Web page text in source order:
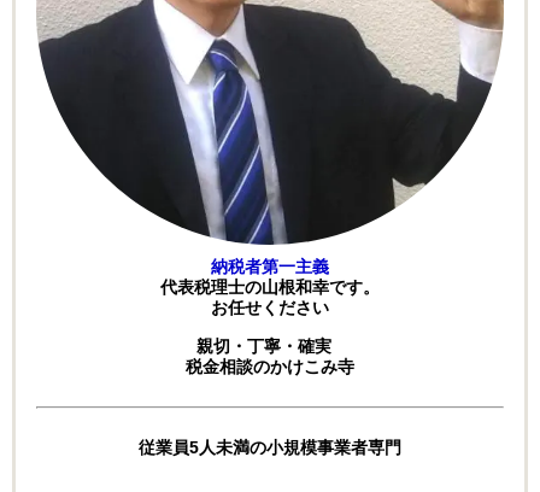
納税者第一主義
代表税理士の山根和幸です。
お任せください
親切・丁寧・確実
税金相談のかけこみ寺
従業員5人未満の小規模事業者専門